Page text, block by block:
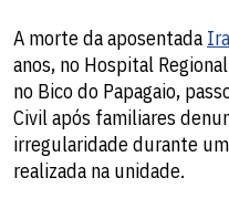
A morte da aposentada
anos, no Hospital
no Bico do Papagaio,
Civil após familiares
irregularidade durante
realizada na unidade.